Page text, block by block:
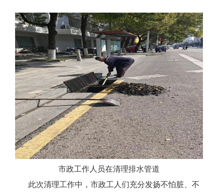
市政工作人员在清理排水管道
此次清理工作中，市政工人们充分发扬不怕脏、不